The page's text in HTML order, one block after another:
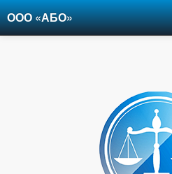
ООО «АБО»